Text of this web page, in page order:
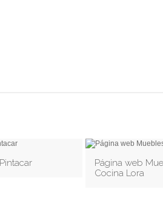
Página web
Cocina Lora